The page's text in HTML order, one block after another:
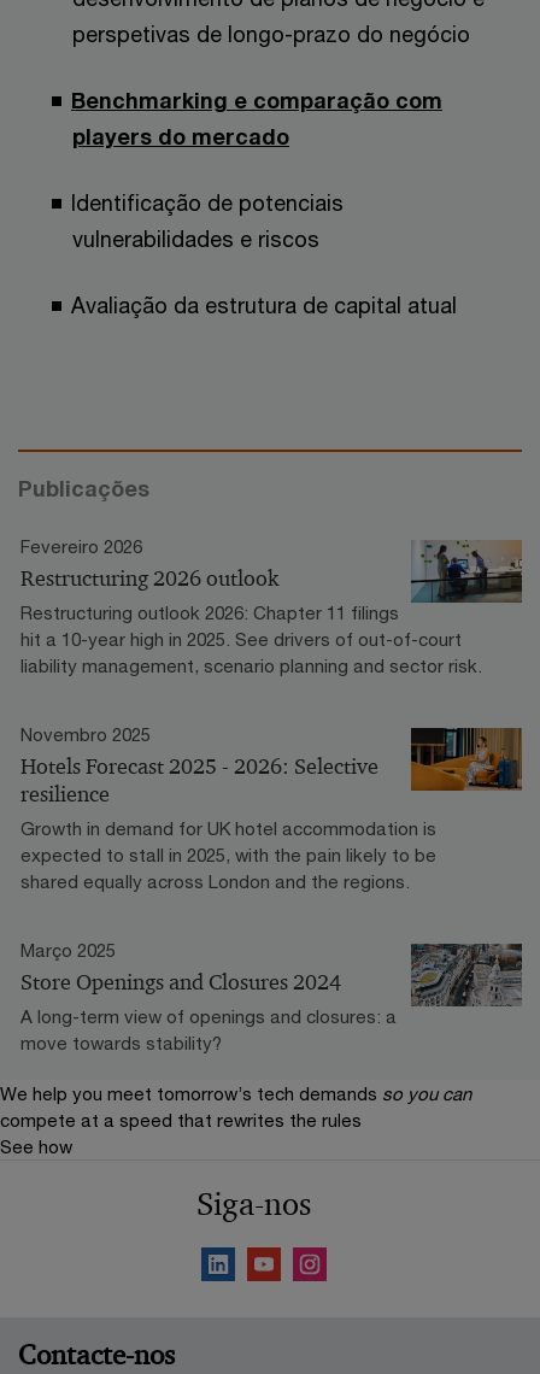
perspetivas de longo-prazo do negócio
Benchmarking e comparação com
players do mercado
Identificação de potenciais
vulnerabilidades e riscos
Avaliação da estrutura de capital atual
Publicações
Fevereiro 2026
Restructuring 2026 outlook
Restructuring outlook 2026: Chapter 11 filings
hit a 10-year high in 2025. See drivers of out-of-court
liability management, scenario planning and sector risk.
Novembro 2025
Hotels Forecast 2025 - 2026: Selective
resilience
Growth in demand for UK hotel accommodation is
expected to stall in 2025, with the pain likely to be
shared equally across London and the regions.
Março 2025
Store Openings and Closures 2024
A long-term view of openings and closures: a
move towards stability?
We help you meet tomorrow’s tech demands so you can
compete at a speed that rewrites the rules
See how
Siga-nos
Contacte-nos